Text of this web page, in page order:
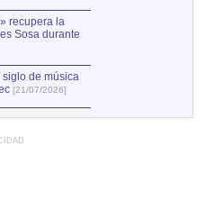
recupera la
Sosa durante
de música
[21/07/2026]